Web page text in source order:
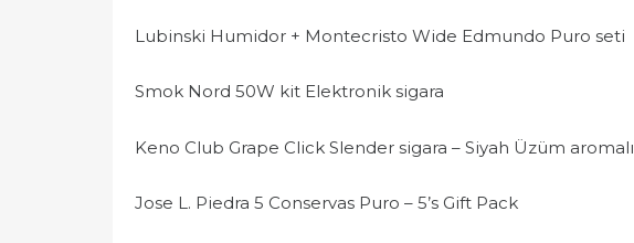
Lubinski Humidor + Montecristo Wide Edmundo Puro seti
Smok Nord 50W kit Elektronik sigara
Keno Club Grape Click Slender sigara – Siyah Üzüm aromalı
Jose L. Piedra 5 Conservas Puro – 5’s Gift Pack